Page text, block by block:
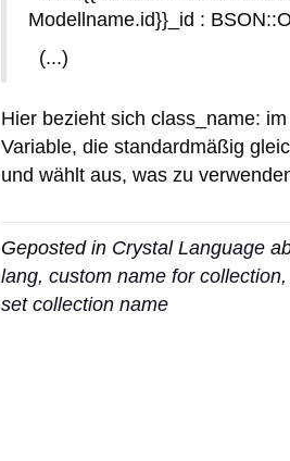
Modellname.id}}_id :
(...)
Hier bezieht sich class_name:
Variable, die standardmäßig
und wählt aus, was zu
Geposted in Crystal Language
lang, custom name for collection,
set collection name